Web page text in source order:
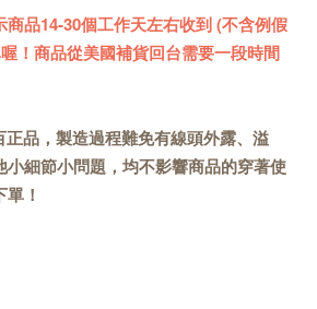
品14-30個工作天左右收到 (不含例假
！商品從美國補貨回台需要一段時間
品，製造過程難免有線頭外露、溢
小細節小問題，均不影響商品的穿著使
！